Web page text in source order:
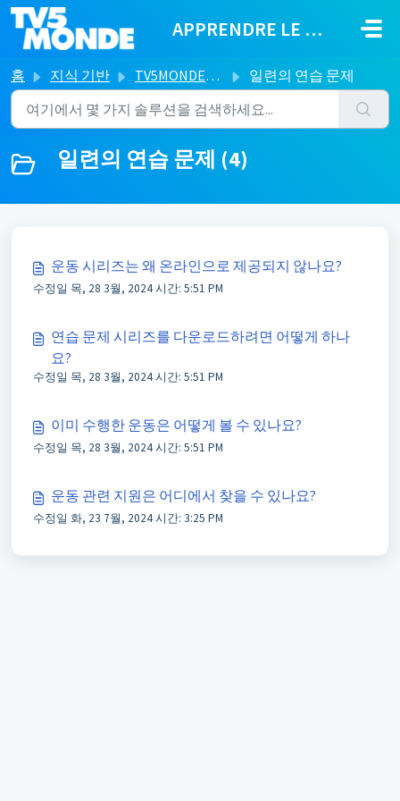
주요 콘텐츠로 건너뛰기
APPRENDRE LE FRANÇAIS
홈 지식 기반 TV5MONDE로 프랑스어 배우기 일련의 연습 문제
일련의 연습 문제 (4)
운동 시리즈는 왜 온라인으로 제공되지 않나요?
수정일 목, 28 3월, 2024 시간: 5:51 PM
연습 문제 시리즈를 다운로드하려면 어떻게 하나
요?
수정일 목, 28 3월, 2024 시간: 5:51 PM
이미 수행한 운동은 어떻게 볼 수 있나요?
수정일 목, 28 3월, 2024 시간: 5:51 PM
운동 관련 지원은 어디에서 찾을 수 있나요?
수정일 화, 23 7월, 2024 시간: 3:25 PM